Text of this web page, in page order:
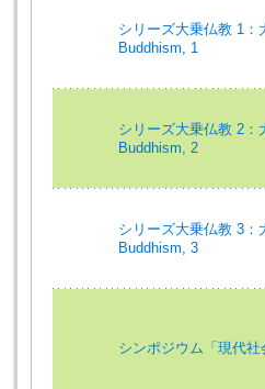
シリーズ大乗仏教 1：
Buddhism, 1
シリーズ大乗仏教 2：
Buddhism, 2
シリーズ大乗仏教 3：
Buddhism, 3
シンポジウム「現代